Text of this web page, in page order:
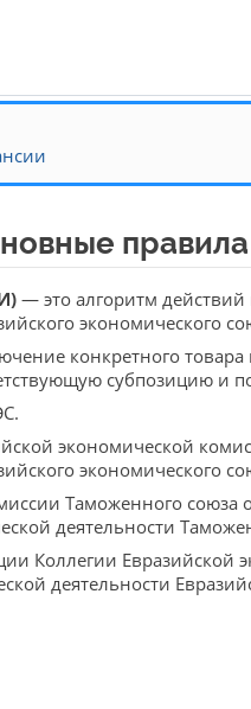
— это алгоритм
экономического
конкретного
субпозицию и
экономической
экономического
Таможенного
деятельности
Коллегии
деятельности